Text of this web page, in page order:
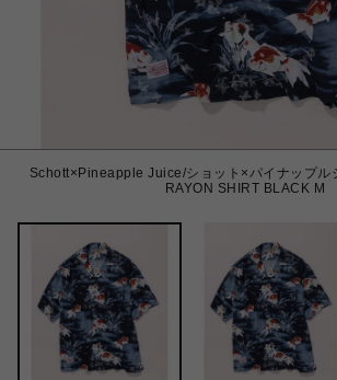
Schott×Pineapple Juice/ショット×パイナップル
RAYON SHIRT BLACK M